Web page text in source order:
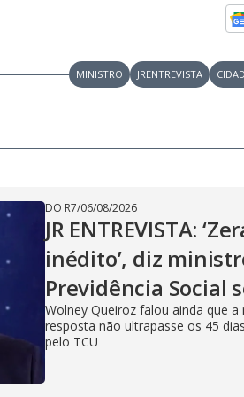
V
i
d
e
MINISTRO JRENTREVISTA
DO R7/06/08/2026
JR ENTREVISTA:
inédito’, diz
Previdência Social
Wolney Queiroz falou ainda que
resposta não ultrapasse os 45
pelo TCU